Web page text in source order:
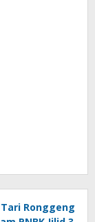
Ronggeng